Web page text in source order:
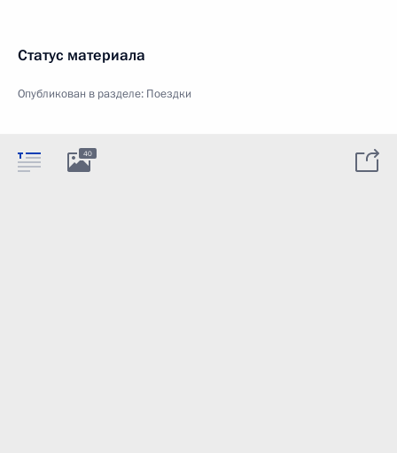
Статус материала
Опубликован в разделе: Поездки
40